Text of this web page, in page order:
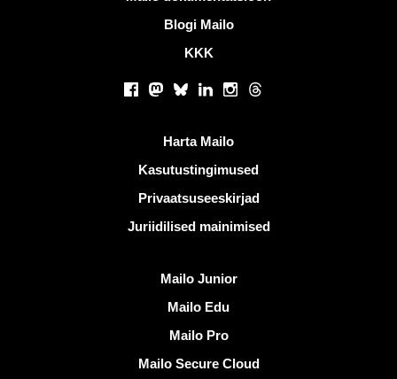
Blogi Mailo
KKK
Facebook
Mastodon
BlueskyLinkedInInstagram
Threads
Harta Mailo
Kasutustingimused
Privaatsuseeskirjad
Juriidilised mainimised
Mailo Junior
Mailo Edu
Mailo Pro
Mailo Secure Cloud